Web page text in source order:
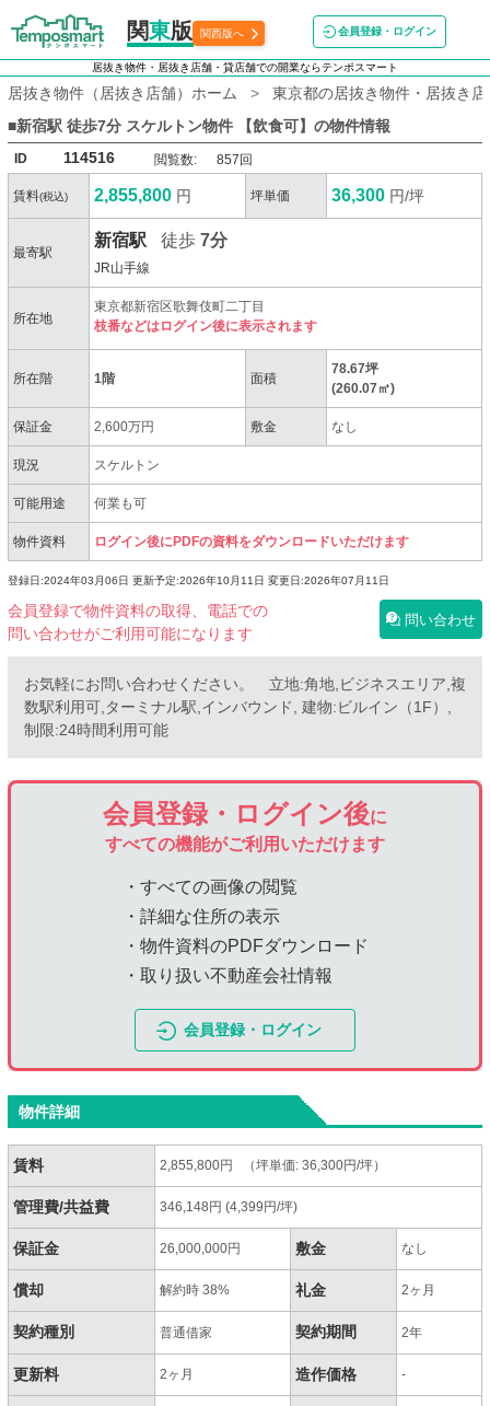
関東版 関西版へ 会員登録・ログイン
居抜き物件・居抜き店舗・貸店舗での開業ならテンポスマート
居抜き物件（居抜き店舗）ホーム
東京都の居抜き物件・居抜き
■新宿駅 徒歩7分 スケルトン物件 【飲食可】 の物件情報
ID 114516 閲覧数: 857回
賃料(税込) 2,855,800 円 坪単価 36,300 円/坪
最寄駅
新宿駅 徒歩7分
JR山手線
所在地
東京都新宿区歌舞伎町二丁目
枝番などはログイン後に表示されます
所在階 1階 面積
78.67坪
(260.07㎡)
保証金 2,600万円 敷金 なし
現況 スケルトン
可能用途 何業も可
物件資料 ログイン後にPDFの資料をダウンロードいただけます
登録日:2024年03月06日 更新予定:2026年10月11日 変更日:2026年07月11日
会員登録で物件資料の取得、電話での
問い合わせがご利用可能になります
問い合わせ
お気軽にお問い合わせください。 立地:角地,ビジネスエリア,複
数駅利用可,ターミナル駅,インバウンド, 建物:ビルイン（1F）,
制限:24時間利用可能
会員登録・ログイン後に
すべての機能がご利用いただけます
・すべての画像の閲覧
・詳細な住所の表示
・物件資料のPDFダウンロード
・取り扱い不動産会社情報
会員登録・ログイン
物件詳細
賃料 2,855,800円 （坪単価: 36,300円/坪）
管理費/共益費 346,148円 (4,399円/坪)
保証金 26,000,000円 敷金 なし
償却 解約時 38% 礼金 2ヶ月
契約種別 普通借家 契約期間 2年
更新料 2ヶ月 造作価格 -